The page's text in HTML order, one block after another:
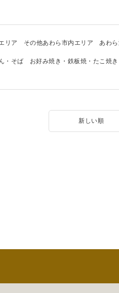
リア その他あわら市内エリア あわ
・そば お好み焼き・鉄板焼・たこ焼き
新しい順